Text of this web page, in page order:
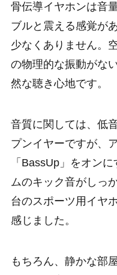
骨伝導イヤホンは音
ブルと震える感覚が
少なくありません。
の物理的な振動がな
然な聴き心地です。
音質に関しては、低
プンイヤーですが、
「BassUp」をオン
ムのキック音がしっ
台のスポーツ用イヤ
感じました。
もちろん、静かな部